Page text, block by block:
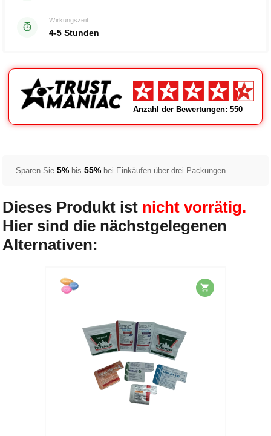
Wirkungszeit
4-5 Stunden
Anzahl der Bewertungen: 550
Sparen Sie5% bis55% bei Einkäufen über drei Packungen
Dieses Produkt ist nicht vorrätig.
Hier sind die nächstgelegenen
Alternativen: